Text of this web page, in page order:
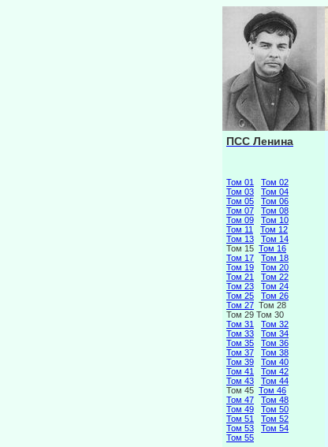
ПСС Ленина
Том 01
Том 02
Том 03
Том 04
Том 05
Том 06
Том 07
Том 08
Том 09
Том 10
Том 11
Том 12
Том 13
Том 14
Том 15 Том 16
Том 17
Том 18
Том 19
Том 20
Том 21
Том 22
Том 23
Том 24
Том 25
Том 26
Том 27 Том 28
Том 29 Том 30
Том 31
Том 32
Том 33
Том 34
Том 35
Том 36
Том 37
Том 38
Том 39
Том 40
Том 41
Том 42
Том 43
Том 44
Том 45 Том 46
Том 47
Том 48
Том 49
Том 50
Том 51
Том 52
Том 53
Том 54
Том 55